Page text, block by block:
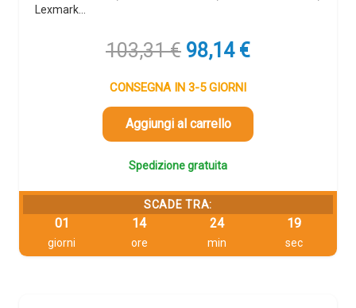
Lexmark…
103,31€ Il
originale
era:
103,31 €.
98,14 €Il
è:
CONSEGNA IN 3-5 GIORNI
Aggiungi al carrello
Spedizione gratuita
SCADE TRA:
01
giorni
14
ore
24
min
18
sec